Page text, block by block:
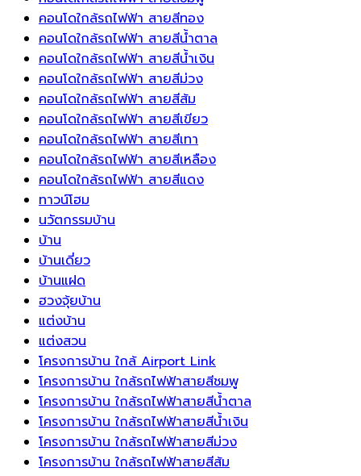
สู่
พื้นที่
สำหรับ
บ้าน
อัจฉริยะ
ยุค
ใหม่
อายุ
การ
ใช้
งาน
ของ
พื้น
บ้าน
ได้
ยาวนาน
ขึ้น
หัน
หน้า
ไป
ทาง
ทิศ
ตะวัน
ออก
เป็น
ทิศ
แห่ง
พลังงาน
บวก
และ
ความ
เจริญ
รุ่งเรือง
คอนโดใกล้รถไฟฟ้า สายสีทอง
คอนโดใกล้รถไฟฟ้า สายสีน้ำตาล
คอนโดใกล้รถไฟฟ้า สายสีน้ำเงิน
คอนโดใกล้รถไฟฟ้า สายสีม่วง
คอนโดใกล้รถไฟฟ้า สายสีส้ม
คอนโดใกล้รถไฟฟ้า สายสีเขียว
คอนโดใกล้รถไฟฟ้า สายสีเทา
คอนโดใกล้รถไฟฟ้า สายสีเหลือง
คอนโดใกล้รถไฟฟ้า สายสีแดง
ทาวน์โฮม
นวัตกรรมบ้าน
บ้าน
บ้านเดี่ยว
บ้านแฝด
ฮวงจุ้ยบ้าน
แต่งบ้าน
แต่งสวน
โครงการบ้าน ใกล้ Airport Link
โครงการบ้าน ใกล้รถไฟฟ้าสายสีชมพู
โครงการบ้าน ใกล้รถไฟฟ้าสายสีน้ำตาล
โครงการบ้าน ใกล้รถไฟฟ้าสายสีน้ำเงิน
โครงการบ้าน ใกล้รถไฟฟ้าสายสีม่วง
โครงการบ้าน ใกล้รถไฟฟ้าสายสีส้ม